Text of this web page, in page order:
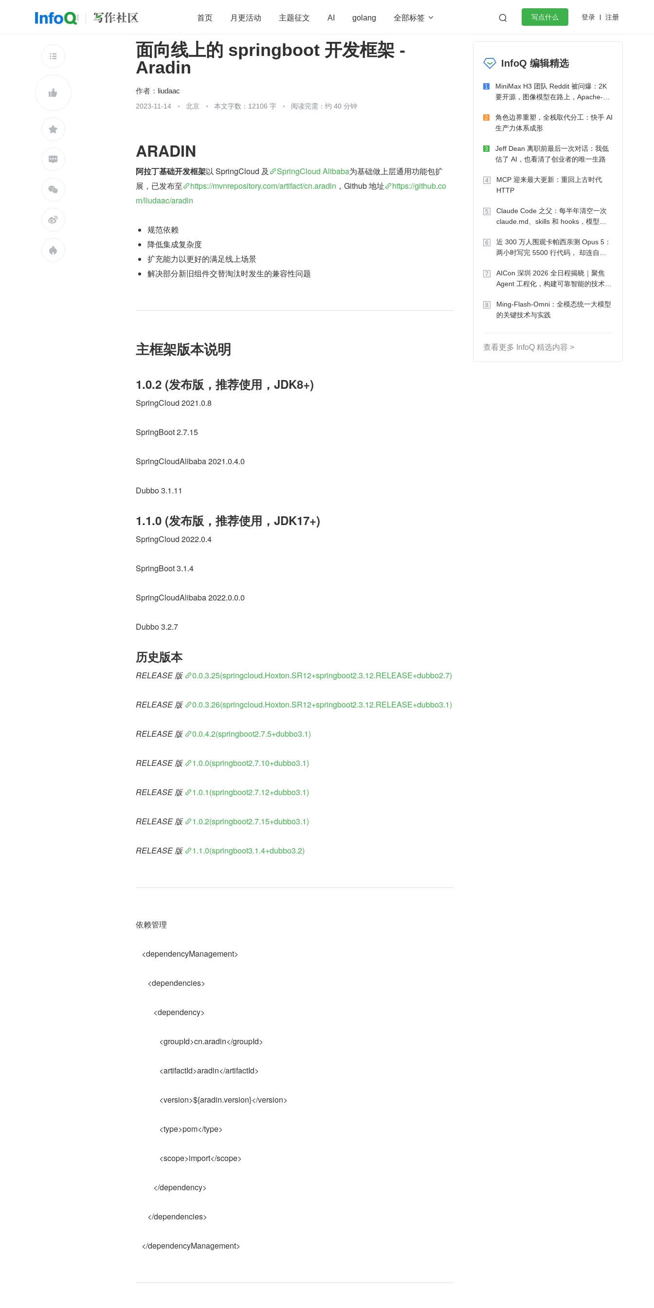
首页 月更活动 主题征文 AI golang 全部标签   写点什么 登录 注册
开源 架构 OpenHarmony 算法 学习方法 Web3.0
团队管理 微服务架构 flutter
查看更多







面向线上的 springboot 开发框架 -
Aradin
作者： liudaac
2023-11-14 北京 本文字数：12106 字 阅读完需：约 40 分钟
ARADIN
阿拉丁基础开发框架以 SpringCloud 及 SpringCloud Alibaba为基础做上层通用功能包扩
展，已发布至
https://mvnrepository.com/artifact/cn.aradin ，Github 地址
https://github.co
m/liudaac/aradin
规范依赖
降低集成复杂度
扩充能力以更好的满足线上场景
解决部分新旧组件交替淘汰时发生的兼容性问题
主框架版本说明
1.0.2 (发布版，推荐使用，JDK8+)
SpringCloud 2021.0.8
SpringBoot 2.7.15
SpringCloudAlibaba 2021.0.4.0
Dubbo 3.1.11
1.1.0 (发布版，推荐使用，JDK17+)
SpringCloud 2022.0.4
SpringBoot 3.1.4
SpringCloudAlibaba 2022.0.0.0
Dubbo 3.2.7
历史版本
RELEASE 版 0.0.3.25(springcloud.Hoxton.SR12+springboot2.3.12.RELEASE+dubbo2.7)
RELEASE 版 0.0.3.26(springcloud.Hoxton.SR12+springboot2.3.12.RELEASE+dubbo3.1)
RELEASE 版 0.0.4.2(springboot2.7.5+dubbo3.1)
RELEASE 版 1.0.0(springboot2.7.10+dubbo3.1)
RELEASE 版 1.0.1(springboot2.7.12+dubbo3.1)
RELEASE 版 1.0.2(springboot2.7.15+dubbo3.1)
RELEASE 版 1.1.0(springboot3.1.4+dubbo3.2)
依赖管理
<dependencyManagement>
<dependencies>
<dependency>
<groupId>cn.aradin</groupId>
<artifactId>aradin</artifactId>
<version>${aradin.version}</version>
<type>pom</type>
<scope>import</scope>
</dependency>
</dependencies>
</dependencyManagement>
InfoQ 编辑精选
1
MiniMax H3 团队 Reddit 被问爆：2K
要开源，图像模型在路上，Apache-2.0
2
角色边界重塑，全栈取代分工：快手 AI
生产力体系成形
3
Jeff Dean 离职前最后一次对话：我低
估了 AI，也看清了创业者的唯一生路
4
MCP 迎来最大更新：重回上古时代
HTTP
5
Claude Code 之父：每半年清空一次
claude.md、skills 和 hooks，模型自
6
近 300 万人围观卡帕西亲测 Opus 5：
两小时写完 5500 行代码， 却连自己
7
AICon 深圳 2026 全日程揭晓｜聚焦
Agent 工程化，构建可靠智能的技术路
8
Ming-Flash-Omni：全模态统一大模型
的关键技术与实践
查看更多 InfoQ 精选内容 >